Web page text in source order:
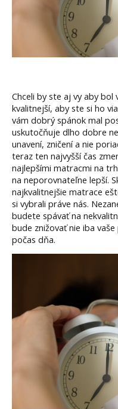
Chceli by ste aj vy aby
kvalitnejší, aby ste si ho
vám dobrý spánok mal
uskutočňuje dlho dobre
unavení, zničení a nie
teraz ten najvyšší čas
najlepšími matracmi na
na neporovnateľne lepší.
najkvalitnejšie matrace
si vybrali práve nás.
budete spávať na
bude znižovať nie iba
počas dňa.